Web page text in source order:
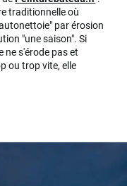
traditionnelle où
par érosion
"une saison". Si
ne s'érode pas et
ou trop vite, elle